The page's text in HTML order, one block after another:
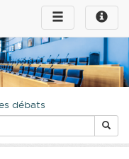
Toggle
infos
Toggle
navigation
débats